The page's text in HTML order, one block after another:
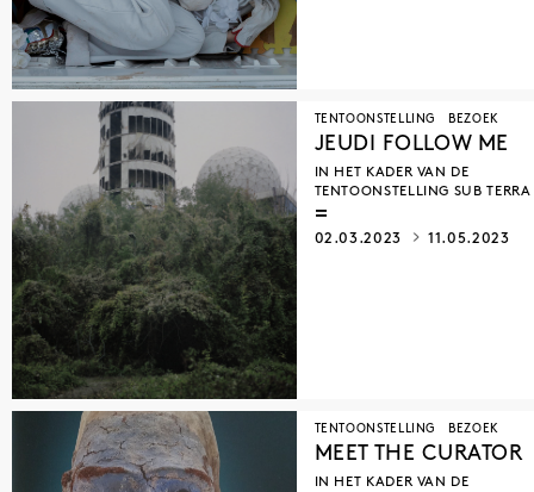
TENTOONSTELLING BEZOEK
JEUDI FOLLOW ME
IN HET KADER VAN DE
TENTOONSTELLING SUB TERRA
02.03.2023 11.05.2023
TENTOONSTELLING BEZOEK
MEET THE CURATOR
IN HET KADER VAN DE